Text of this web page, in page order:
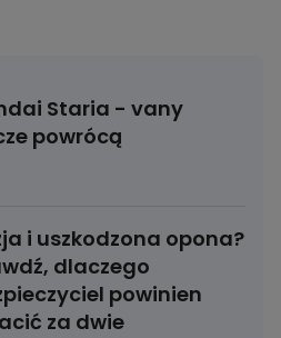
Staria - vany
powrócą
i uszkodzona opona?
dlaczego
powinien
za dwie